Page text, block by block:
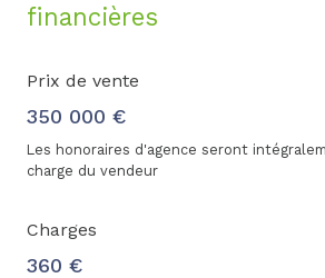
financières
Prix de vente
350 000 €
Les honoraires d'agence seront
charge du vendeur
Charges
360 €